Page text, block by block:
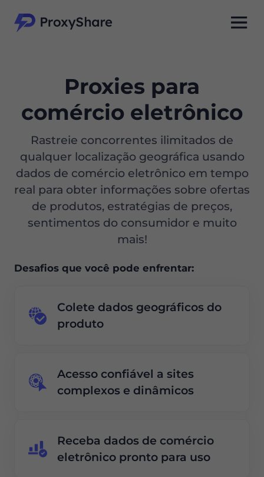
Proxies para
comércio eletrônico
Rastreie concorrentes ilimitados de
qualquer localização geográfica usando
dados de comércio eletrônico em tempo
real para obter informações sobre ofertas
de produtos, estratégias de preços,
sentimentos do consumidor e muito
mais!
Desafios que você pode enfrentar:
Colete dados geográficos do
produto
Acesso confiável a sites
complexos e dinâmicos
Receba dados de comércio
eletrônico pronto para uso